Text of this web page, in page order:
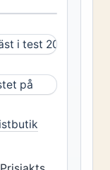
i test 2026 av
på